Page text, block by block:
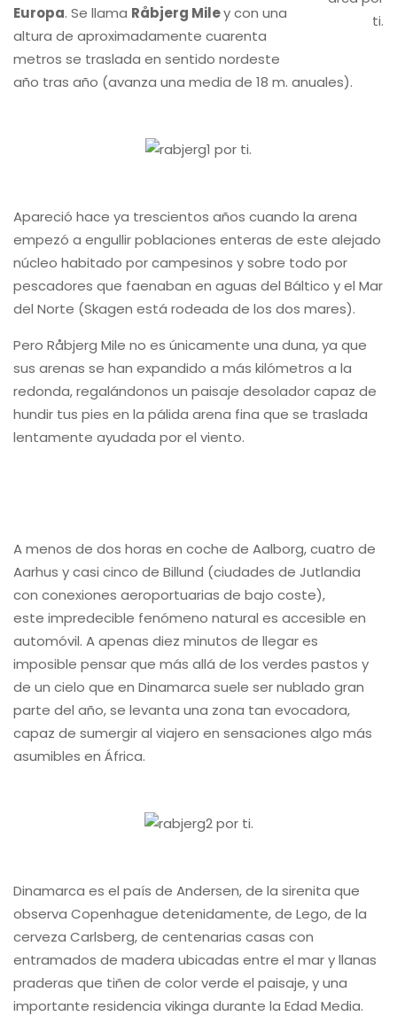
Europa. Se llama Råbjerg Miley con una
altura de aproximadamente cuarenta
metros se traslada en sentido nordeste
año tras año (avanza una media de 18 m. anuales).
Apareció hace ya trescientos años cuando la arena
empezó a engullir poblaciones enteras de este alejado
núcleo habitado por campesinos y sobre todo por
pescadores que faenaban en aguas del Báltico y el Mar
del Norte (Skagen está rodeada de los dos mares).
Pero Råbjerg Mile no es únicamente una duna, ya que
sus arenas se han expandido a más kilómetros a la
redonda, regalándonos un paisaje desolador capaz de
hundir tus pies en la pálida arena fina que se traslada
lentamente ayudada por el viento.
A menos de dos horas en coche de Aalborg, cuatro de
Aarhus y casi cinco de Billund (ciudades de Jutlandia
con conexiones aeroportuarias de bajo coste),
este impredecible fenómeno natural es accesible en
automóvil. A apenas diez minutos de llegar es
imposible pensar que más allá de los verdes pastos y
de un cielo que en Dinamarca suele ser nublado gran
parte del año, se levanta una zona tan evocadora,
capaz de sumergir al viajero en sensaciones algo más
asumibles en África.
Dinamarca es el país de Andersen, de la sirenita que
observa Copenhague detenidamente, de Lego, de la
cerveza Carlsberg, de centenarias casas con
entramados de madera ubicadas entre el mar y llanas
praderas que tiñen de color verde el paisaje, y una
importante residencia vikinga durante la Edad Media.